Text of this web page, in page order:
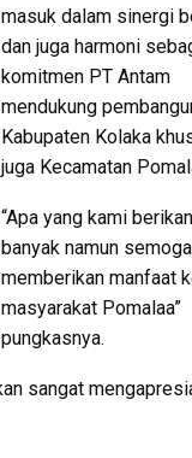
masuk dalam sinergi
dan juga harmoni
komitmen PT Antam
mendukung
Kabupaten Kolaka
juga Kecamatan
“Apa yang kami
banyak namun
memberikan manfaat
masyarakat Pomalaa”
pungkasnya.
sangat